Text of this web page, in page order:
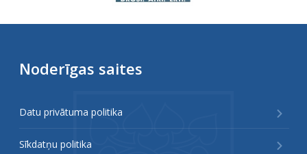
Noderīgas saites
Datu privātuma politika
Sīkdatņu politika